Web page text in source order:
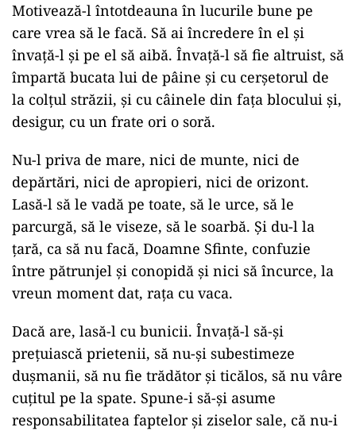
Motivează-l întotdeauna în lucurile bune pe
care vrea să le facă. Să ai încredere în el şi
învaţă-l şi pe el să aibă. Învaţă-l să fie altruist, să
împartă bucata lui de pâine şi cu cerşetorul de
la colţul străzii, şi cu câinele din faţa blocului şi,
desigur, cu un frate ori o soră.
Nu-l priva de mare, nici de munte, nici de
depărtări, nici de apropieri, nici de orizont.
Lasă-l să le vadă pe toate, să le urce, să le
parcurgă, să le viseze, să le soarbă. Şi du-l la
ţară, ca să nu facă, Doamne Sfinte, confuzie
între pătrunjel şi conopidă şi nici să încurce, la
vreun moment dat, raţa cu vaca.
Dacă are, lasă-l cu bunicii. Învaţă-l să-şi
preţuiască prietenii, să nu-şi subestimeze
duşmanii, să nu fie trădător şi ticălos, să nu vâre
cuţitul pe la spate. Spune-i să-şi asume
responsabilitatea faptelor şi ziselor sale, că nu-i